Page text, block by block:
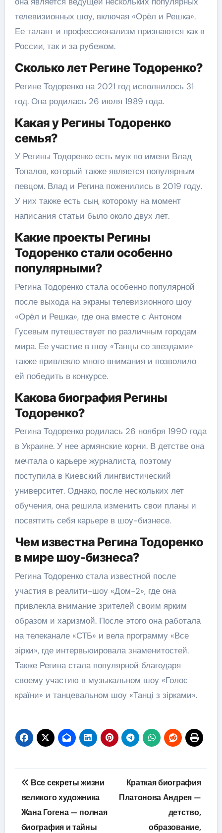
телевизионных шоу, включая «Орёл и Решка».
Ее талант и профессионализм признаются как в
России, так и за рубежом.
Сколько лет Регине Тодоренко?
Регине Тодоренко на 2021 год исполнилось 31
год. Она родилась 26 июля 1989 года.
Какая у Регины Тодоренко
семья?
У Регины Тодоренко есть муж по имени Влад
Топалов, который также является популярным
певцом. Влад и Регина поженились в 2019 году.
У них также есть сын, которому на момент
написания статьи было около двух лет.
Какие проекты Регины
Тодоренко стали особенно
популярными?
Регина Тодоренко стала особенно популярной
после выхода на экраны телевизионного шоу
«Орёл и Решка», где она вместе с Антоном
Гусевым путешествует по различным городам
мира. Ее участие в шоу «Танцы со звездами»
также привлекло много внимания и позволило
ей победить в конкурсе.
Какова биография Регины
Тодоренко?
Регина Тодоренко родилась 26 ноября 1990 года
в Украине. У нее армянские корни. В детстве она
мечтала о карьере журналиста, поэтому
поступила в Киевский лингвистический
университет. Однако, после нескольких лет
обучения, она решила изменить свои планы и
посвятить себя карьере в шоу-бизнесе.
Чем известна Регина Тодоренко
в мире шоу-бизнеса?
Регина Тодоренко стала известной после
участия в реалити-шоу «Дом-2», где она
привлекла внимание зрителей своим ярким
образом и харизмой. После этого она работала
на телеканале «СТБ» и вела программу «Все
зірки», где интервьюировала знаменитостей.
Также Регина стала популярной благодаря
своему участию в музыкальном шоу «Голос
країни» и танцевальном шоу «Танці з зірками».
Навигация
по
записям
Все секреты жизни
великого художника
Жана Гогена — полная
биография и тайны
Краткая биография
Платонова Андрея —
детство,
образование,